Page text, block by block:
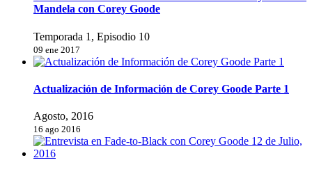
Mandela con Corey Goode
Temporada 1, Episodio 10
09 ene 2017
Actualización de Información de Corey Goode Parte 1
Agosto, 2016
16 ago 2016